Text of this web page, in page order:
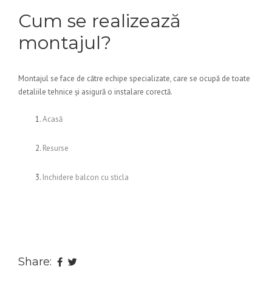
Cum se realizează
montajul?
Montajul se face de către echipe specializate, care se ocupă de toate
detaliile tehnice și asigură o instalare corectă.
Acasă
Resurse
Inchidere balcon cu sticla
Share: